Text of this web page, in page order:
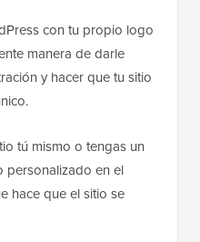
con tu propio logo
manera de darle
y hacer que tu sitio
tú mismo o tengas un
personalizado en el
hace que el sitio se